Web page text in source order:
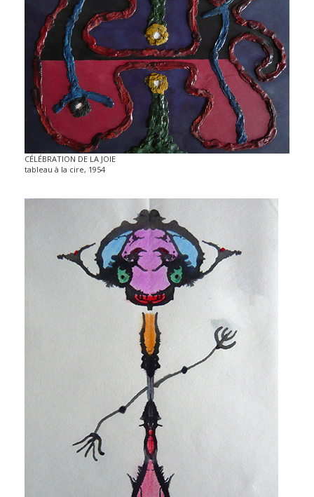
CÉLÉBRATION DE LA JOIE
tableau à la cire, 1954